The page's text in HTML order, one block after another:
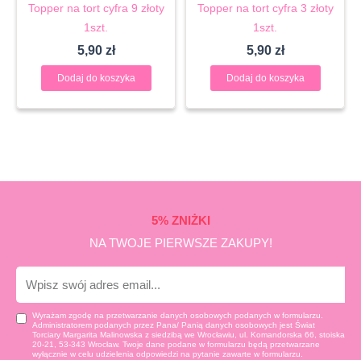
Topper na tort cyfra 9 złoty
1szt.
5,90 zł
Dodaj do koszyka
Topper na tort cyfra 3 złoty
1szt.
5,90 zł
Dodaj do koszyka
5% ZNIŻKI
NA TWOJE PIERWSZE ZAKUPY!
Wyrażam zgodę na przetwarzanie danych osobowych podanych w formularzu.
Administratorem podanych przez Pana/ Panią danych osobowych jest Świat
Torciary Margarita Malinowska z siedzibą we Wrocławiu, ul. Komandorska 66, stoiska
20-21, 53-343 Wrocław. Twoje dane podane w formularzu będą przetwarzane
wyłącznie w celu udzielenia odpowiedzi na pytanie zawarte w formularzu.